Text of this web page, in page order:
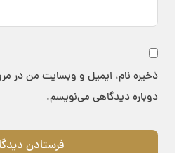
ذخیره نام، ایمیل و وبسایت من در
دوباره دیدگاهی می‌نویسم.